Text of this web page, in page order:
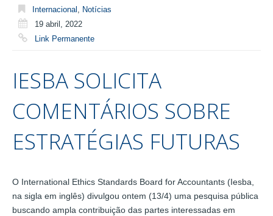
Internacional
Notícias
19 abril, 2022
Link Permanente
IESBA SOLICITA
COMENTÁRIOS SOBRE
ESTRATÉGIAS FUTURAS
O International Ethics Standards Board for Accountants (Iesba,
na sigla em inglês) divulgou ontem (13/4) uma pesquisa pública
buscando ampla contribuição das partes interessadas em